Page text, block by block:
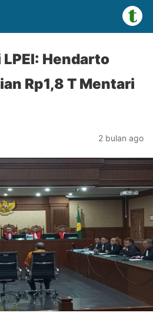
Hendarto
Rp1,8 T Mentari
2 bulan ago